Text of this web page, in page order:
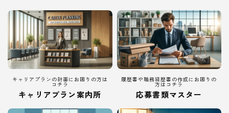
キャリアプランの計画にお困りの方は
コチラ
キャリアプラン案内所
履歴書や職務経歴書の作成にお困りの
方はコチラ
応募書類マスター